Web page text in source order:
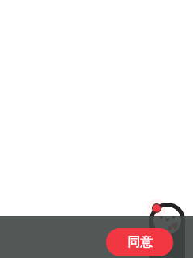
LiLi
同意